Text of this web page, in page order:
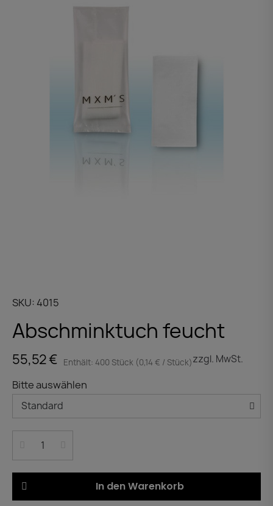
SKU 4015
Abschminktuch feucht
55,52 € Enthält: 400 Stück (0,14 € / Stück)zzgl. MwSt.
Bitte auswählen
In den Warenkorb